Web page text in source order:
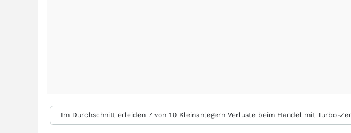
Im Durchschnitt erleiden 7 von 10 Kleinanlegern Verluste beim Handel mit Turbo-